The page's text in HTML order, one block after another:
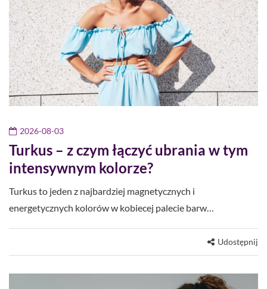
2026-08-03
Turkus – z czym łączyć ubrania w tym
intensywnym kolorze?
Turkus to jeden z najbardziej magnetycznych i
energetycznych kolorów w kobiecej palecie barw…
Udostępnij